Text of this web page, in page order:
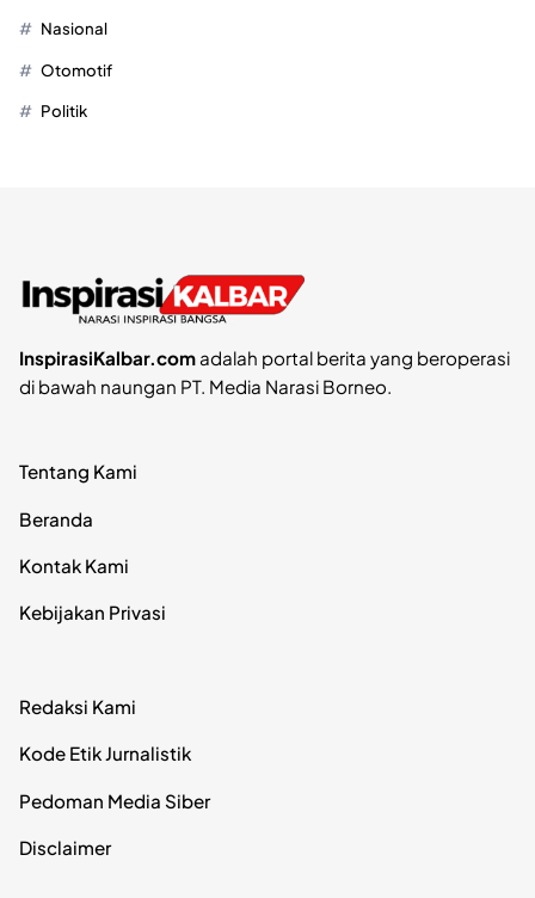
Nasional
Otomotif
Politik
InspirasiKalbar.comadalah portal berita yang beroperasi
di bawah naungan PT. Media Narasi Borneo.
Tentang Kami
Beranda
Kontak Kami
Kebijakan Privasi
Redaksi Kami
Kode Etik Jurnalistik
Pedoman Media Siber
Disclaimer